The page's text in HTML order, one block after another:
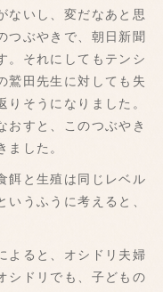
いし、変だなあと思
つぶやきで、朝日新聞
。それにしてもテンシ
鷲田先生に対しても失
そうになりました。
おすと、このつぶやき
ました。
餌と生殖は同じレベル
うふうに考えると、
よると、オシドリ夫婦
シドリでも、子どもの